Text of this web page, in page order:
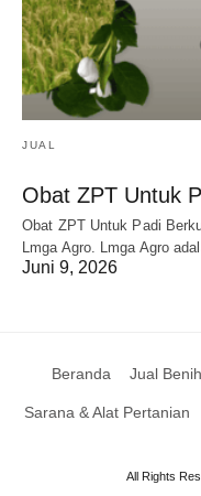
JUAL
Obat ZPT Untuk
Obat ZPT Untuk Padi
Lmga Agro. Lmga Agro
Juni 9, 2026
Beranda Jual Benih
Sarana & Alat Pertanian
All Rights